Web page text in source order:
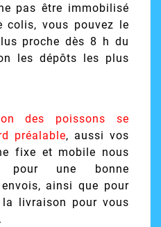
pas être immobilisé
colis, vous pouvez le
proche dès 8 h du
les dépôts les plus
des poissons se
préalable, aussi vos
fixe et mobile nous
pour une bonne
ainsi que pour
livraison pour vous